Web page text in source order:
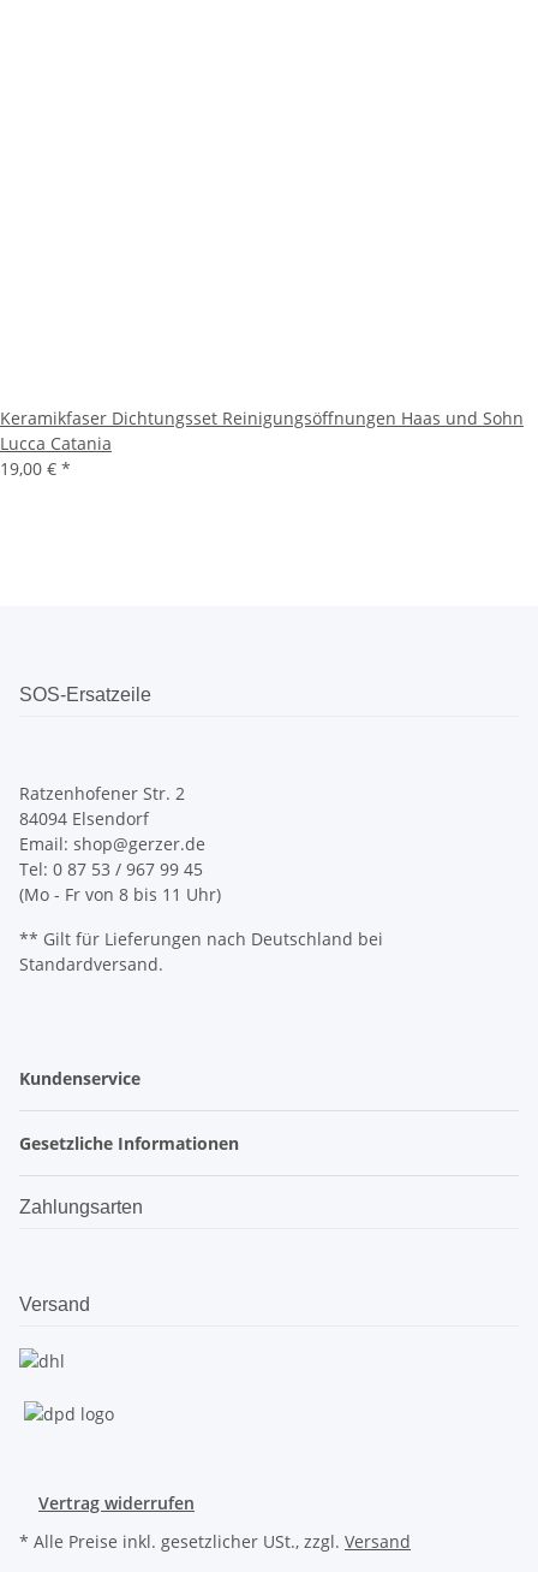
Keramikfaser Dichtungsset Reinigungsöffnungen Haas und Sohn
Lucca Catania
19,00 € *
SOS-Ersatzeile
Ratzenhofener Str. 2
84094 Elsendorf
Email: shop@gerzer.de
Tel: 0 87 53 / 967 99 45
(Mo - Fr von 8 bis 11 Uhr)
** Gilt für Lieferungen nach Deutschland bei
Standardversand.
Kundenservice
Gesetzliche Informationen
Zahlungsarten
Versand
Vertrag widerrufen
* Alle Preise inkl. gesetzlicher USt., zzgl. Versand